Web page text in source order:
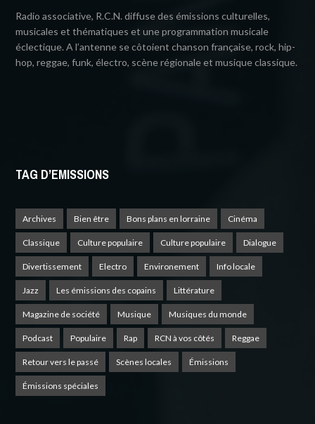
Radio associative, R.C.N. diffuse des émissions culturelles,
musicales et thématiques et une programmation musicale
éclectique. A l’antenne se côtoient chanson française, rock, hip-
hop, reggae, funk, électro, scène régionale et musique classique.
TAG D’EMISSIONS
Archives Bien être Bons plans en lorraine Cinéma
Classique Culture populaire Culture populaire Dialogue
Divertissement Electro Environement Info locale
Jazz Les émissions des copains Littérature
Magazine de société Musique Musiques du monde
Podcast Populaire Rap RCN à vos côtés Reggae
Retour vers le passé Scènes locales Émissions
Émissions spéciales